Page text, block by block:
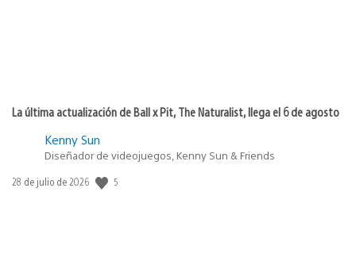
La última actualización de Ball x Pit, The Naturalist, llega el 6 de agosto
Kenny Sun
Diseñador de videojuegos, Kenny Sun & Friends
Fecha
28 de julio de 2026 5